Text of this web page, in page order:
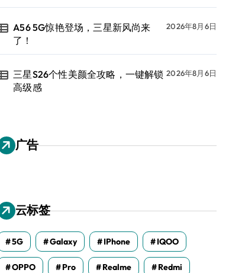
A56 5G惊艳登场，三星新风尚来
了！
2026年8月6日
三星S26个性美颜全攻略，一键解锁
高级感
2026年8月6日
广告
云标签
5G Galaxy IPhone IQOO
OPPO Pro Realme Redmi